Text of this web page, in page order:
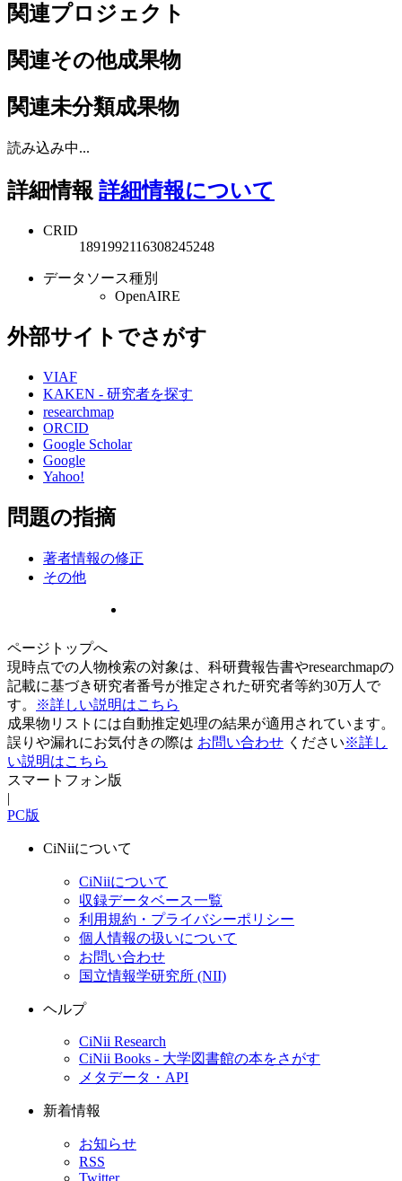
関連プロジェクト
関連その他成果物
関連未分類成果物
読み込み中...
詳細情報 詳細情報について
CRID
1891992116308245248
データソース種別
OpenAIRE
外部サイトでさがす
VIAF
KAKEN - 研究者を探す
researchmap
ORCID
Google Scholar
Google
Yahoo!
問題の指摘
著者情報の修正
その他
ページトップへ
現時点での人物検索の対象は、科研費報告書やresearchmapの
記載に基づき研究者番号が推定された研究者等約30万人で
す。
※詳しい説明はこちら
成果物リストには自動推定処理の結果が適用されています。
誤りや漏れにお気付きの際は お問い合わせ ください※詳し
い説明はこちら
スマートフォン版
|
PC版
CiNiiについて
CiNiiについて
収録データベース一覧
利用規約・プライバシーポリシー
個人情報の扱いについて
お問い合わせ
国立情報学研究所 (NII)
ヘルプ
CiNii Research
CiNii Books - 大学図書館の本をさがす
メタデータ・API
新着情報
お知らせ
RSS
Twitter